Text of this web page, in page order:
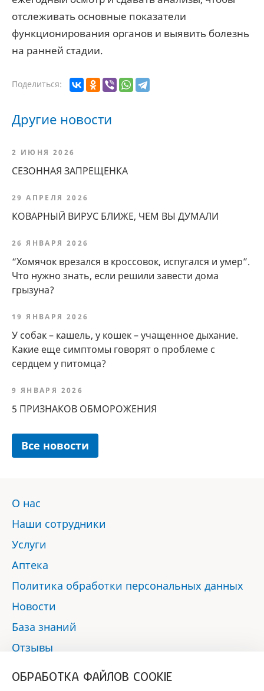
отслеживать основные показатели
функционирования органов и выявить болезнь
на ранней стадии.
Поделиться:
Другие новости
2 ИЮНЯ 2026
СЕЗОННАЯ ЗАПРЕЩЕНКА
29 АПРЕЛЯ 2026
КОВАРНЫЙ ВИРУС БЛИЖЕ, ЧЕМ ВЫ ДУМАЛИ
26 ЯНВАРЯ 2026
“Хомячок врезался в кроссовок, испугался и умер”.
Что нужно знать, если решили завести дома
грызуна?
19 ЯНВАРЯ 2026
У собак – кашель, у кошек – учащенное дыхание.
Какие еще симптомы говорят о проблеме с
сердцем у питомца?
9 ЯНВАРЯ 2026
5 ПРИЗНАКОВ ОБМОРОЖЕНИЯ
Все новости
О нас
Наши сотрудники
Услуги
Аптека
Политика обработки персональных данных
Новости
База знаний
Отзывы
ОБРАБОТКА ФАЙЛОВ COOKIE